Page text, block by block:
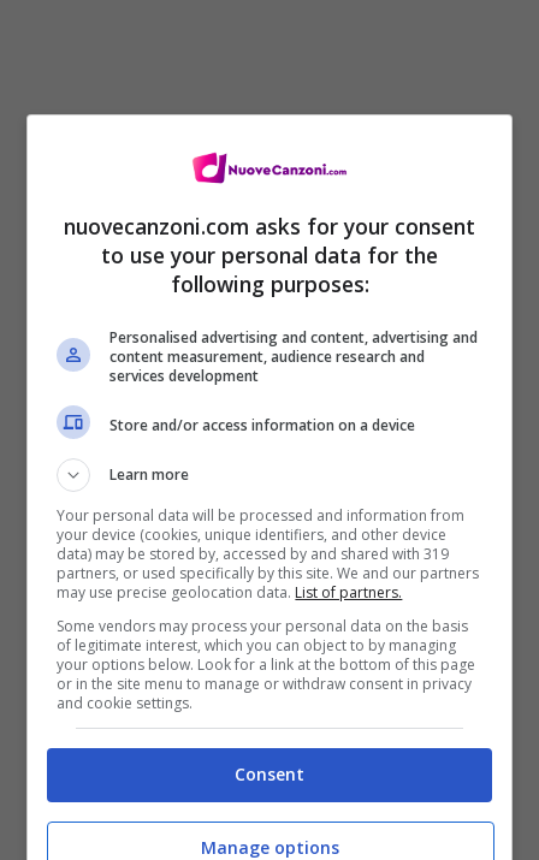
che fa da colonna sonora allapubblicità
Qui ho cattive notizie, perché è stata
dall’agenzia
possibile ascoltarla da nessuna parte. Se
andate infatti a scorrere la lista nel sito
dell’azienda, cliccando sul simbolo “+”,
troverete anche questa campagna.
nuovecanzoni.com asks for your consent
to use your personal data for the
following purposes:
Personalised advertising and content, advertising and
content measurement, audience research and
services development
Store and/or access information on a device
Learn more
Your personal data will be processed and information from
your device (cookies, unique identifiers, and other device
data) may be stored by, accessed by and shared with 319
partners, or used specifically by this site. We and our partners
may use precise geolocation data. List of partners.
Some vendors may process your personal data on the basis
of legitimate interest, which you can object to by managing
your options below. Look for a link at the bottom of this page
or in the site menu to manage or withdraw consent in privacy
and cookie settings.
Consent
Manage options